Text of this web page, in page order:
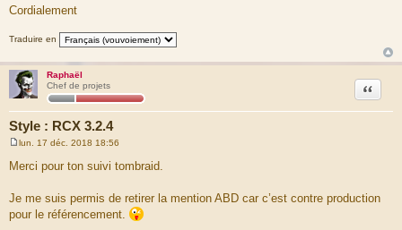
Cordialement
Traduire en
Raphaël
Chef de projets
Style : RCX 3.2.4
Citation
s
g
e
lun. 17 déc. 2018 18:56
Merci pour ton suivi tombraid.
Je me suis permis de retirer la mention ABD car c’est contre production
pour le référencement.